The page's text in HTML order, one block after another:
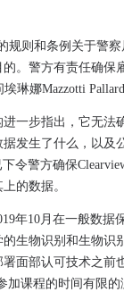
规则和条例关于警察
。警方有责任确保
琳娜Mazzotti Pallard
一步指出，它无法
发生了什么，以及
令警方确保
的数据。
年10月在一般数据
生物识别和生物识
面部认可技术之前
加课程的时间有限的